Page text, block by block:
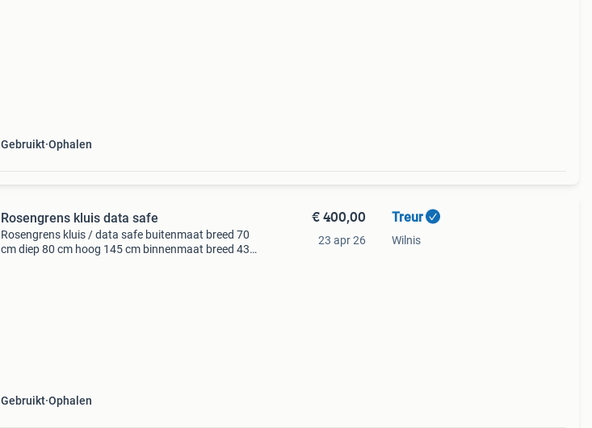
Gebruikt Ophalen
Rosengrens kluis data safe
Rosengrens kluis / data safe buitenmaat breed 70
cm diep 80 cm hoog 145 cm binnenmaat breed 43
Gebruikt Ophalen
€ 400,00
23 apr 26
Treur
Wilnis